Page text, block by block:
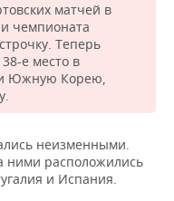
матчей в
чемпионата
Теперь
е место в
Южную Корею,
неизменными.
ними расположились
и Испания.